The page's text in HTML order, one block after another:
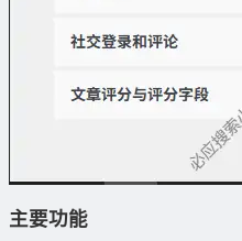
主要功能